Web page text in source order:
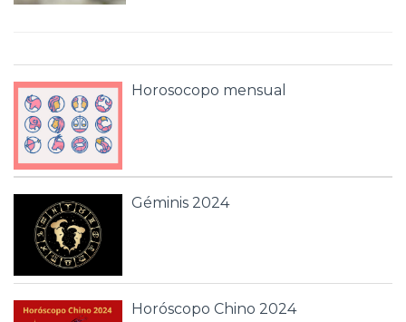
Horosocopo mensual
Géminis 2024
Horóscopo Chino 2024